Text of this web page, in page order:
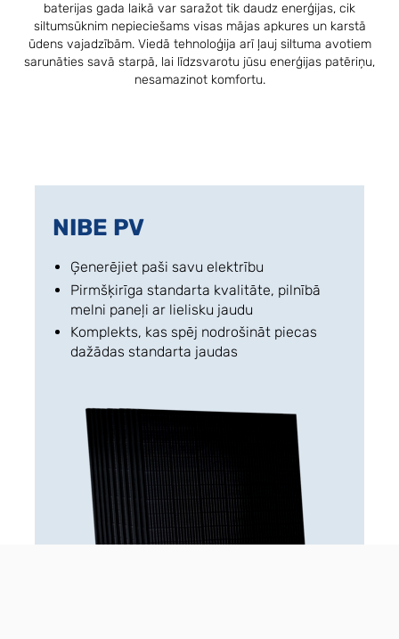
baterijas gada laikā var saražot tik daudz enerģijas, cik
siltumsūknim nepieciešams visas mājas apkures un karstā
ūdens vajadzībām. Viedā tehnoloģija arī ļauj siltuma avotiem
sarunāties savā starpā, lai līdzsvarotu jūsu enerģijas patēriņu,
nesamazinot komfortu.
NIBE PV
Ģenerējiet paši savu elektrību
Pirmšķirīga standarta kvalitāte, pilnībā
melni paneļi ar lielisku jaudu
Komplekts, kas spēj nodrošināt piecas
dažādas standarta jaudas